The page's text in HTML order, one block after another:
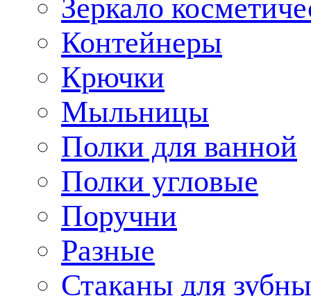
Зеркало
Контейнеры
Крючки
Мыльницы
Полки для ванной
Полки угловые
Поручни
Разные
Стаканы для